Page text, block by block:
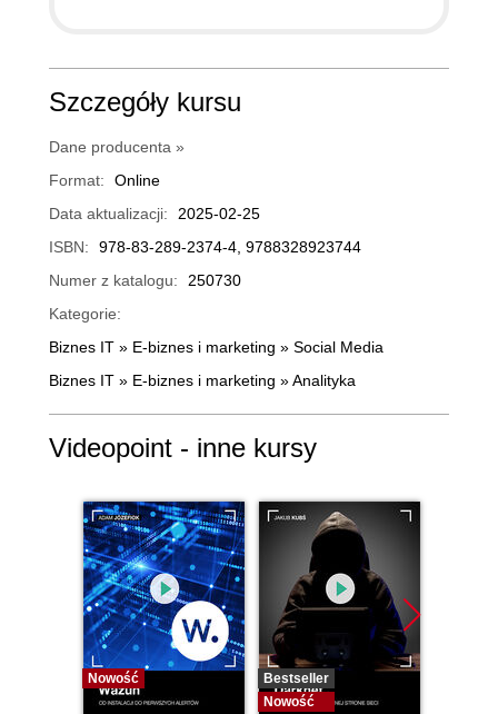
Szczegóły kursu
Dane producenta »
Format:
Online
Data aktualizacji:
2025-02-25
ISBN:
978-83-289-2374-4, 9788328923744
Numer z katalogu:
250730
Kategorie:
Biznes IT » E-biznes i marketing » Social Media
Biznes IT » E-biznes i marketing »Analityka
Videopoint - inne kursy
Nowość
Bestseller
Nowość